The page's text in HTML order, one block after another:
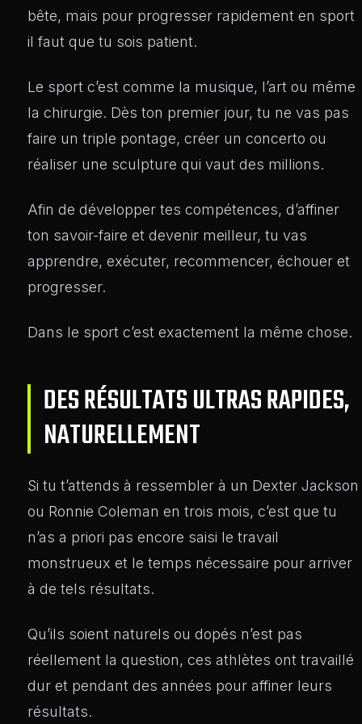
bête, mais pour progresser rapidement en sport
il faut que tu sois patient.
Le sport c’est comme la musique, l’art ou même
la chirurgie. Dès ton premier jour, tu ne vas pas
faire un triple pontage, créer un concerto ou
réaliser une sculpture qui vaut des millions.
Afin de développer tes compétences, d’affiner
ton savoir-faire et devenir meilleur, tu vas
apprendre, exécuter, recommencer, échouer et
progresser.
Dans le sport c’est exactement la même chose.
DES RÉSULTATS ULTRAS RAPIDES,
NATURELLEMENT
Si tu t’attends à ressembler à un Dexter Jackson
ou Ronnie Coleman en trois mois, c’est que tu
n’as a priori pas encore saisi le travail
monstrueux et le temps nécessaire pour arriver
à de tels résultats.
Qu’ils soient naturels ou dopés n’est pas
réellement la question, ces athlètes ont travaillé
dur et pendant des années pour affiner leurs
résultats.